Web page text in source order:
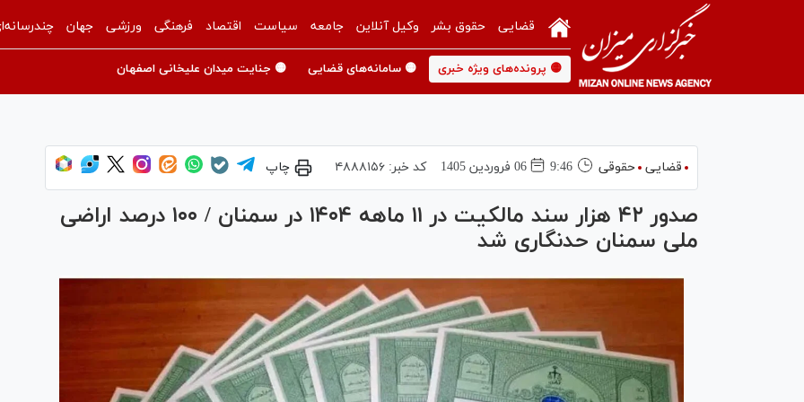
قضایی حقوق بشر وکیل آنلاین جامعه سیاست اقتصاد فرهنگی ورزشی جهان
🟡 پرونده‌های ویژه خبری 🟡 سامانه‌های قضایی 🟡 جنایت میدان علیخانی اصفهان
قضایی حقوقی 9:46 06 فروردين 1405 کد خبر:۴۸۸۸۱۵۶ چاپ
صدور ۴۲ هزار سند مالکیت در ۱۱ ماهه ۱۴۰۴ در سمنان / ۱۰۰ درصد اراضی
ملی سمنان حدنگاری شد